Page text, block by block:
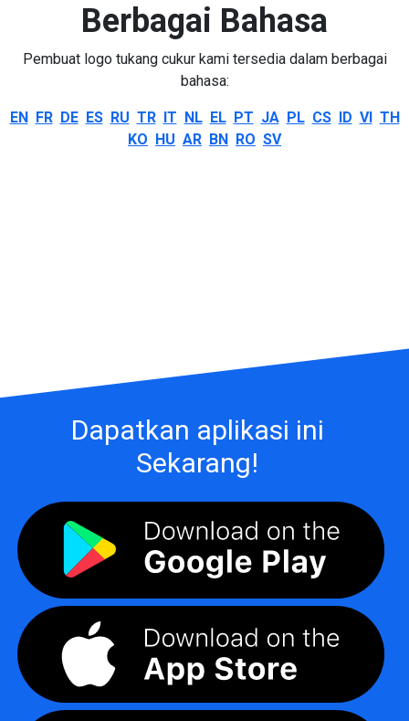
Berbagai Bahasa
Pembuat logo tukang cukur kami tersedia dalam berbagai
bahasa:
EN FR DE ES RU TR IT NL EL PT JA PL CS ID VI TH
KO HU AR BN RO SV
Dapatkan aplikasi ini
Sekarang!